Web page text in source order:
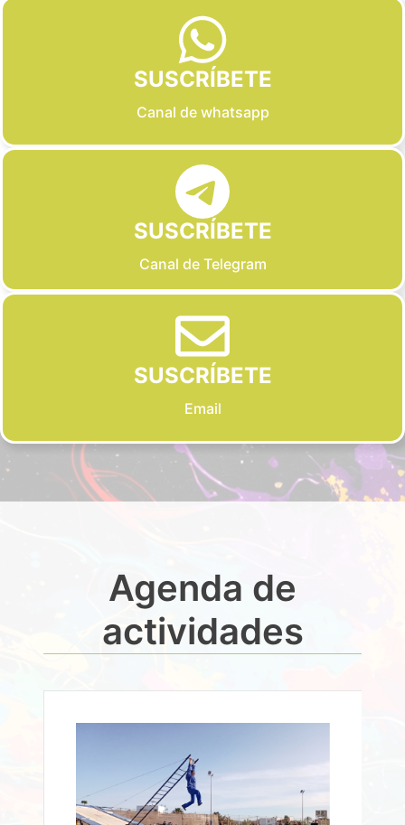
SUSCRÍBETE
Canal de whatsapp
SUSCRÍBETE
Canal de Telegram
SUSCRÍBETE
Email
Agenda de
actividades